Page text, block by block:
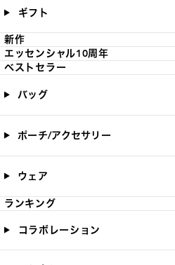
ギフト
新作
エッセンシャル10周年
ベストセラー
バッグ
ポーチ/アクセサリー
ウェア
ランキング
コラボレーション